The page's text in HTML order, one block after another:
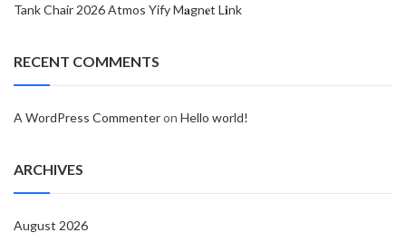
Tank Chair 2026 Atmos Yify M𝐚gn𝐞t L𝐢nk
RECENT COMMENTS
A WordPress Commenteron Hello world!
ARCHIVES
August 2026